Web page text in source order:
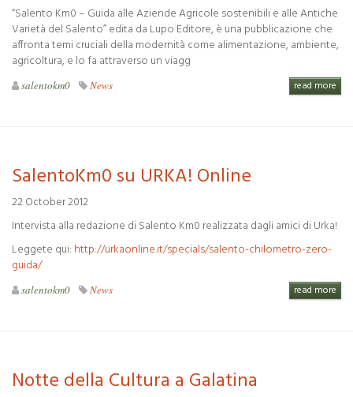
“Salento Km0 – Guida alle Aziende Agricole sostenibili e alle Antiche
Varietà del Salento” edita da Lupo Editore, è una pubblicazione che
affronta temi cruciali della modernità come alimentazione, ambiente,
agricoltura, e lo fa attraverso un viagg
salentokm0 News read more
SalentoKm0 su URKA! Online
22 October 2012
Intervista alla redazione di Salento Km0 realizzata dagli amici di Urka!
Leggete qui: http://urkaonline.it/specials/salento-chilometro-zero-
guida/
salentokm0 News read more
Notte della Cultura a Galatina